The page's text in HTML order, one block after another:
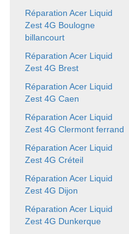
Réparation Acer Liquid
Zest 4G Boulogne
billancourt
Réparation Acer Liquid
Zest 4G Brest
Réparation Acer Liquid
Zest 4G Caen
Réparation Acer Liquid
Zest 4G Clermont ferrand
Réparation Acer Liquid
Zest 4G Créteil
Réparation Acer Liquid
Zest 4G Dijon
Réparation Acer Liquid
Zest 4G Dunkerque